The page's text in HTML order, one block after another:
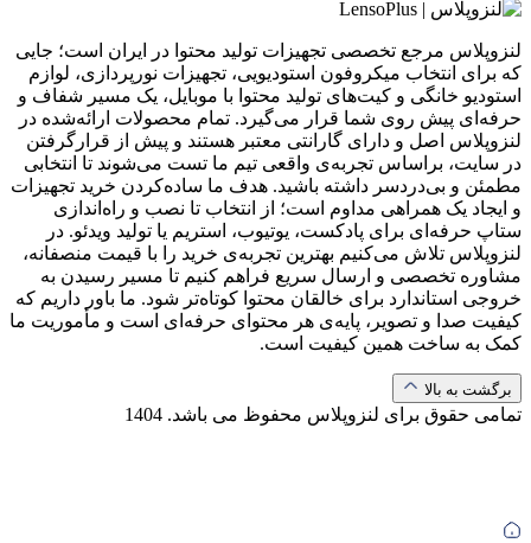
لنزوپلاس مرجع تخصصی تجهیزات تولید محتوا در ایران است؛ جایی
که برای انتخاب میکروفون استودیویی، تجهیزات نورپردازی، لوازم
استودیو خانگی و کیت‌های تولید محتوا با موبایل، یک مسیر شفاف و
حرفه‌ای پیش روی شما قرار می‌گیرد. تمام محصولات ارائه‌شده در
لنزوپلاس اصل و دارای گارانتی معتبر هستند و پیش از قرارگرفتن
در سایت، براساس تجربه‌ی واقعی تیم ما تست می‌شوند تا انتخابی
مطمئن و بی‌دردسر داشته باشید. هدف ما ساده‌کردن خرید تجهیزات
و ایجاد یک همراهی مداوم است؛ از انتخاب تا نصب و راه‌اندازی
ستاپ حرفه‌ای برای پادکست، یوتیوب، استریم یا تولید ویدئو. در
لنزوپلاس تلاش می‌کنیم بهترین تجربه‌ی خرید را با قیمت منصفانه،
مشاوره تخصصی و ارسال سریع فراهم کنیم تا مسیر رسیدن به
خروجی استاندارد برای خالقان محتوا کوتاه‌تر شود. ما باور داریم که
کیفیت صدا و تصویر، پایه‌ی هر محتوای حرفه‌ای است و مأموریت ما
کمک به ساخت همین کیفیت است.
برگشت به بالا
تمامی حقوق برای لنزوپلاس محفوظ می باشد. 1404